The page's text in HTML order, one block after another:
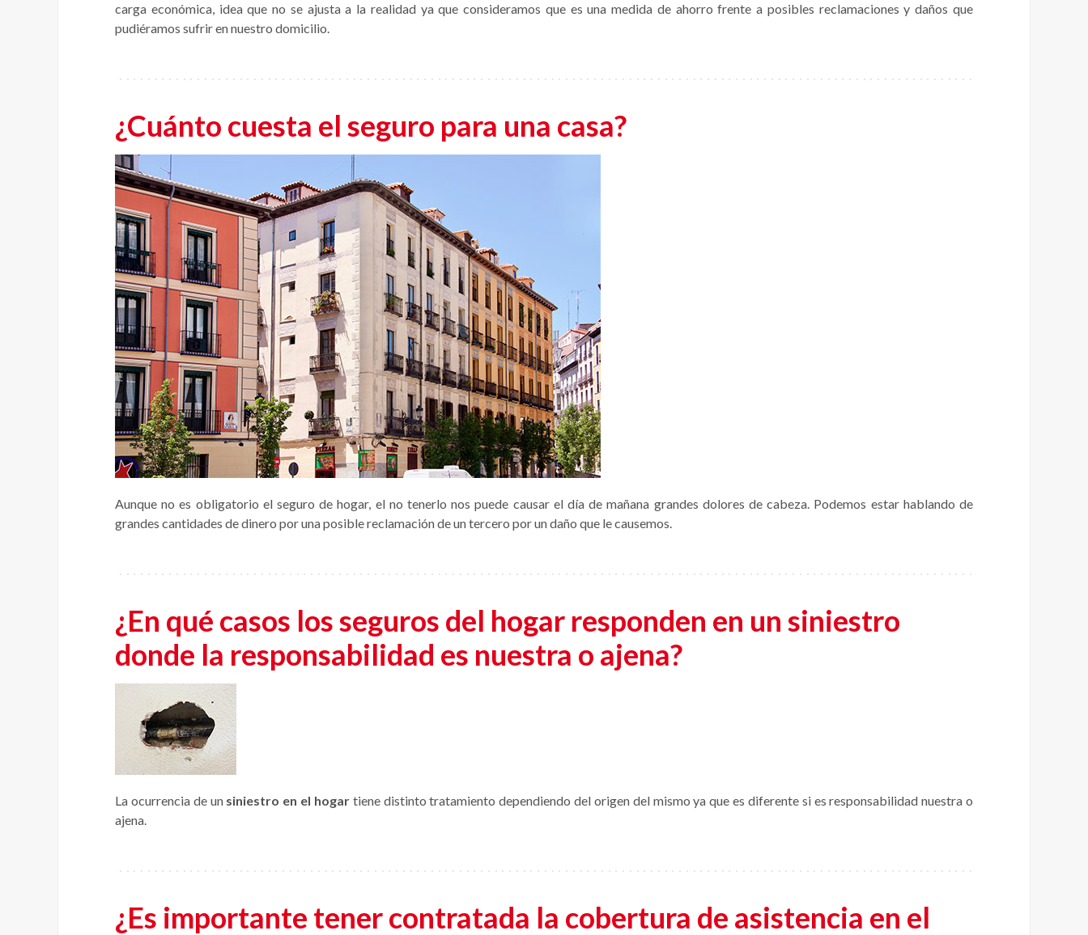
carga económica, idea que no se ajusta a la realidad ya que consideramos que es una medida de ahorro frente a posibles reclamaciones y daños que
pudiéramos sufrir en nuestro domicilio.
¿Cuánto cuesta el seguro para una casa?
Aunque no es obligatorio el seguro de hogar, el no tenerlo nos puede causar el día de mañana grandes dolores de cabeza. Podemos estar hablando de
grandes cantidades de dinero por una posible reclamación de un tercero por un daño que le causemos.
¿En qué casos los seguros del hogar responden en un siniestro
donde la responsabilidad es nuestra o ajena?
La ocurrencia de un siniestro en el hogartiene distinto tratamiento dependiendo del origen del mismo ya que es diferente si es responsabilidad nuestra o
ajena.
¿Es importante tener contratada la cobertura de asistencia en el